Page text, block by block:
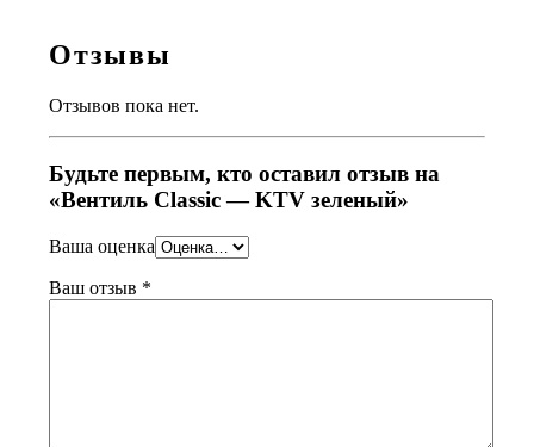
Отзывы
Отзывов пока нет.
Будьте первым, кто оставил отзыв на
«Вентиль Classic — KTV зеленый»
Ваша оценка
Ваш отзыв *